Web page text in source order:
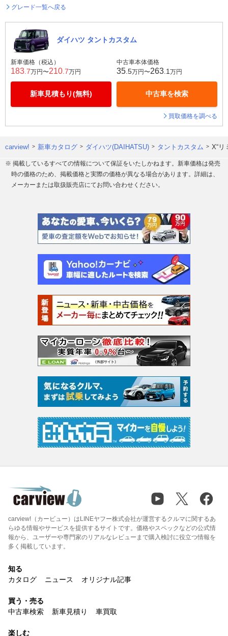
グレード一覧へ戻る
ダイハツ タントカスタム
新車価格（税込）
183 .7万円〜210 .7万円
新車見積もり(無料)
中古車本体価格
35 .5万円〜263 .1 万円
中古車を検索
買取価格を調べる
carview! 新車カタログ ダイハツ(DAIHATSU) タントカスタム X“リ
※ 掲載しているすべての情報について保証をいたしかねます。新車価格は発売
時の価格のため、掲載価格と実際の価格が異なる場合があります。詳細は、
メーカーまたは取扱販売店にてお問い合わせください。
carview!（カービュー）はLINEヤフー株式会社が運営するクルマに関するあ
らゆる情報やサービスを提供するサイトです。価格やスペックなどの公式情
報から、ユーザーや専門家のリアルなレビューまで購入検討に役立つ情報を
多く掲載しています。
知る
カタログ
ニュース オリジナル記事
買う・売る
中古車検索
新車見積り 車買取
楽しむ